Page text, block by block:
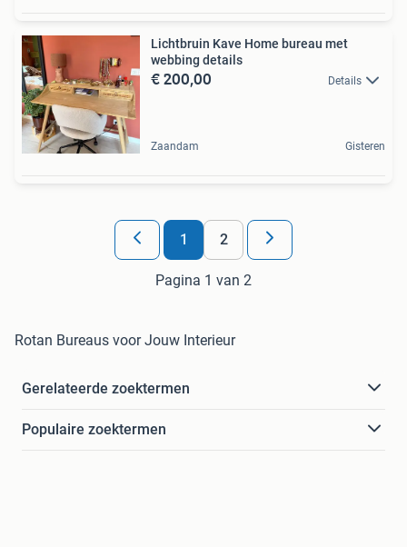
Lichtbruin Kave Home bureau met
webbing details
€ 200,00 Details
Zaandam Gisteren
1 2
Pagina 1 van 2
Rotan Bureaus voor Jouw Interieur
Gerelateerde zoektermen
Populaire zoektermen